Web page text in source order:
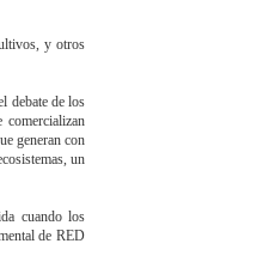
y otros
debate de los
comercializan
generan con
un
cuando los
de RED